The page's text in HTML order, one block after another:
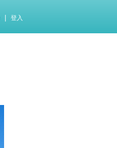
登入